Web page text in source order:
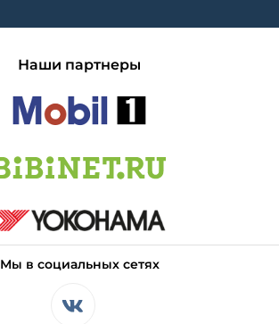
Наши партнеры
Мы в социальных сетях